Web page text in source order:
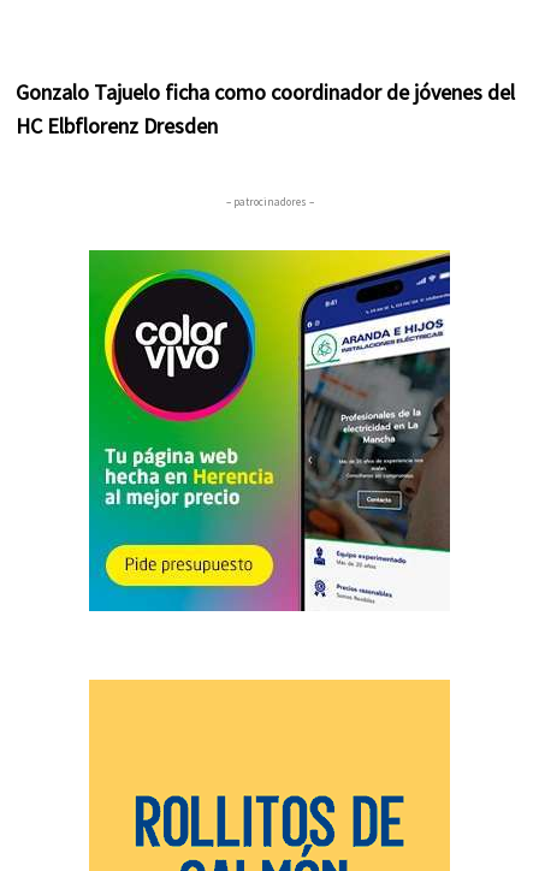
Gonzalo Tajuelo ficha como coordinador de jóvenes del
HC Elbflorenz Dresden
– patrocinadores –